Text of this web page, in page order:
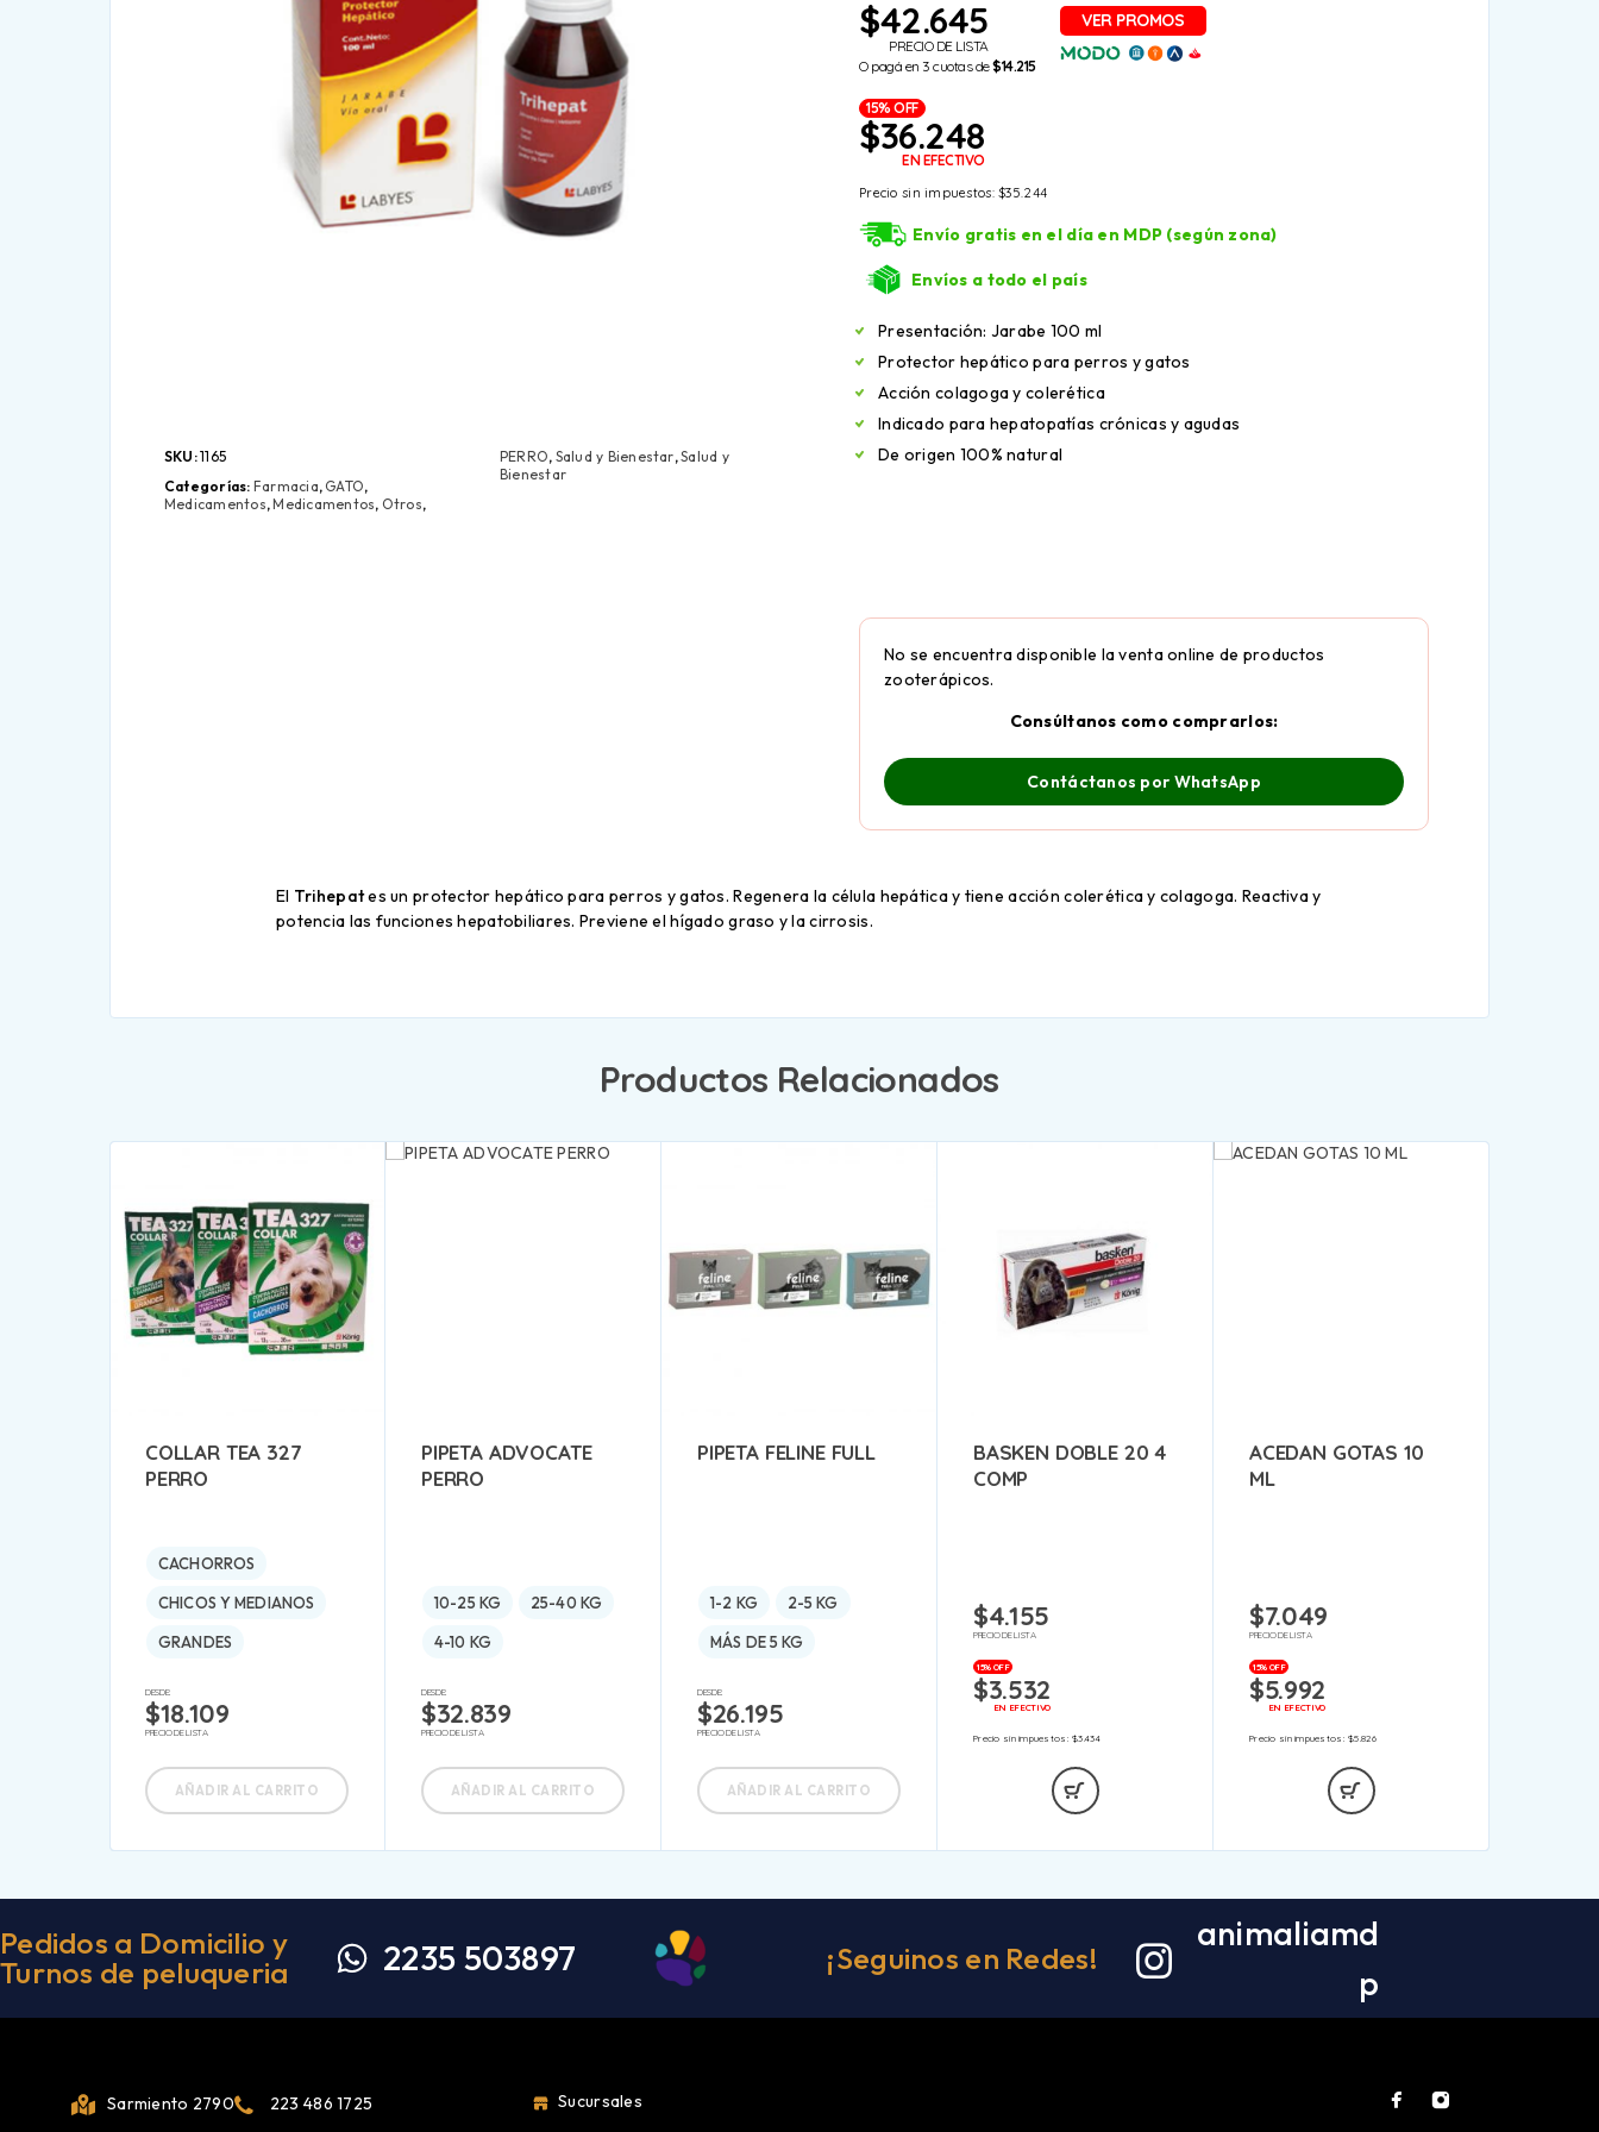
SKU:1165
Categorías: Farmacia, GATO,
Medicamentos,Medicamentos, Otros,
PERRO, Salud y Bienestar,Salud y
Bienestar
$42.645
PRECIO DE LISTA
O pagá en 3 cuotas de$14.215
15% OFF
$36.248
EN EFECTIVO
Precio sin impuestos:$35.244
Envío gratis en el día en MDP (según zona)
Envíos a todo el país
Presentación: Jarabe 100 ml
Protector hepático para perros y gatos
Acción colagoga y colerética
Indicado para hepatopatías crónicas y agudas
De origen 100% natural
No se encuentra disponible la venta online de productos
zooterápicos.
Consúltanos como comprarlos:
Contáctanos por WhatsApp
El Trihepates un protector hepático para perros y gatos. Regenera la célula hepática y tiene acción colerética y colagoga. Reactiva y
potencia las funciones hepatobiliares. Previene el hígado graso y la cirrosis.
Productos Relacionados
COLLAR TEA 327
PERRO
CACHORROS
CHICOS Y MEDIANOS
GRANDES
DESDE:
$18.109
PRECIO DE LISTA
AÑADIR AL CARRITO
PIPETA ADVOCATE
PERRO
10-25 KG 25-40 KG
4-10 KG
DESDE:
$32.839
PRECIO DE LISTA
AÑADIR AL CARRITO
PIPETA FELINE FULL
1-2 KG 2-5 KG
MÁS DE 5 KG
DESDE:
$26.195
PRECIO DE LISTA
AÑADIR AL CARRITO
BASKEN DOBLE 20 4
COMP
$4.155
PRECIO DE LISTA
15% OFF
$3.532
EN EFECTIVO
Precio sin impuestos:$3.434
ACEDAN GOTAS 10
ML
$7.049
PRECIO DE LISTA
15% OFF
$5.992
EN EFECTIVO
Precio sin impuestos:$5.826
Pedidos a Domicilio y
Turnos de peluqueria 2235 503897 ¡Seguinos en Redes!
animaliamd
p
Sarmiento 2790 223 486 1725
Sucursales